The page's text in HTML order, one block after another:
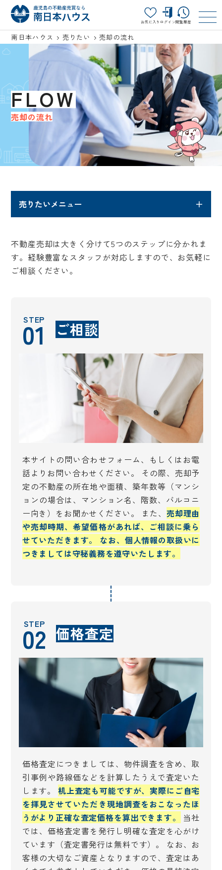
お気に入り ログイン閲覧履歴
南日本ハウス 売りたい 売却の流れ
FLOW
売却の流れ
売りたいメニュー
不動産売却は大きく分けて5つのステップに分かれま
す。経験豊富なスタッフが対応しますので、お気軽に
ご相談ください。
STEP
01 ご相談
本サイトの問い合わせフォーム、もしくはお電
話よりお問い合わせください。 その際、売却予
定の不動産の所在地や面積、築年数等（マンシ
ョンの場合は、マンション名、階数、バルコニ
ー向き）をお聞かせください。 また、 売却理由
や売却時期、希望価格があれば、ご相談に乗ら
せていただきます。 なお、個人情報の取扱いに
つきましては守秘義務を遵守いたします。
STEP
02 価格査定
価格査定につきましては、物件調査を含め、取
引事例や路線価などを計算したうえで査定いた
します。 机上査定も可能ですが、実際にご自宅
を拝見させていただき現地調査をおこなったほ
うがより正確な査定価格を算出できます。
当社
では、価格査定書を発行し明確な査定を心がけ
ています（査定書発行は無料です）。 なお、お
客様の大切なご資産となりますので、査定はあ